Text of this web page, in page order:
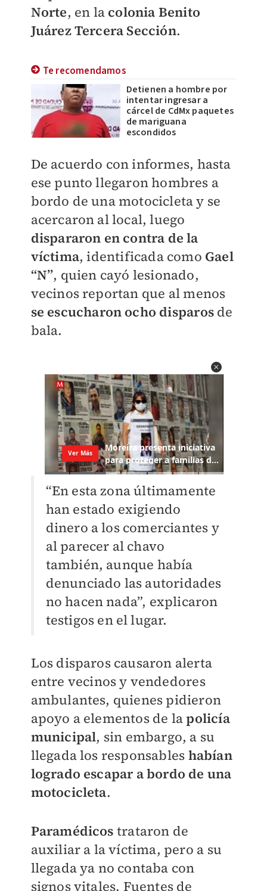
Norte, en la colonia Benito
Juárez Tercera Sección.
Te recomendamos
Detienen a hombre por
intentar ingresar a
cárcel de CdMx paquetes
de mariguana
escondidos
De acuerdo con informes, hasta
ese punto llegaron hombres a
bordo de una motocicleta y se
acercaron al local, luego
dispararon en contra de la
víctima, identificada como Gael
“N”, quien cayó lesionado,
vecinos reportan que al menos
se escucharon ocho disparosde
bala.
“En esta zona últimamente
han estado exigiendo
dinero a los comerciantes y
al parecer al chavo
también, aunque había
denunciado las autoridades
no hacen nada”, explicaron
testigos en el lugar.
Los disparos causaron alerta
entre vecinos y vendedores
ambulantes, quienes pidieron
apoyo a elementos de lapolicía
municipal, sin embargo, a su
llegada los responsables habían
logrado escapar a bordo de una
motocicleta.
Paramédicos trataron de
auxiliar a la víctima, pero a su
llegada ya no contaba con
signos vitales. Fuentes de